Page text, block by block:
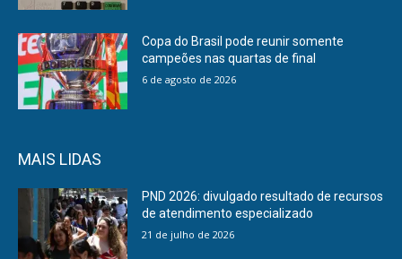
Copa do Brasil pode reunir somente
campeões nas quartas de final
6 de agosto de 2026
MAIS LIDAS
PND 2026: divulgado resultado de recursos
de atendimento especializado
21 de julho de 2026